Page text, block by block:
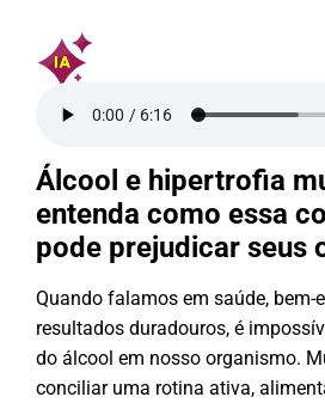
Álcool e hipertrofia
entenda como essa
pode prejudicar seus
Quando falamos em saúde, bem-
resultados duradouros, é
do álcool em nosso organismo.
conciliar uma rotina ativa,